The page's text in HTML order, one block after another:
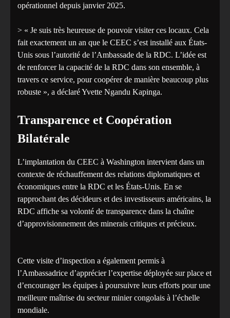
opérationnel depuis janvier 2025.
‎> « Je suis très heureuse de pouvoir visiter ces locaux. Cela
fait exactement un an que le CEEC s’est installé aux États-
Unis sous l’autorité de l’Ambassade de la RDC. L’idée est
de renforcer la capacité de la RDC dans son ensemble, à
travers ce service, pour coopérer de manière beaucoup plus
robuste », a déclaré Yvette Ngandu Kapinga.
‎Transparence et Coopération
Bilatérale
L’implantation du CEEC à Washington intervient dans un
contexte de réchauffement des relations diplomatiques et
économiques entre la RDC et les États-Unis. En se
rapprochant des décideurs et des investisseurs américains, la
RDC affiche sa volonté de transparence dans la chaîne
d’approvisionnement des minerais critiques et précieux.
‎Cette visite d’inspection a également permis à
l’Ambassadrice d’apprécier l’expertise déployée sur place et
d’encourager les équipes à poursuivre leurs efforts pour une
meilleure maîtrise du secteur minier congolais à l’échelle
mondiale.